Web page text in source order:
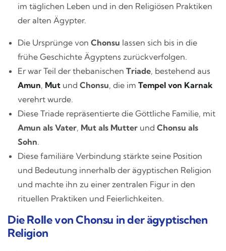
im täglichen Leben und in den Religiösen Praktiken
der alten Ägypter.
Die Ursprünge von Chonsu lassen sich bis in die
frühe Geschichte Ägyptens zurückverfolgen.
Er war Teil der thebanischen Triade, bestehend aus
Amun, Mut und Chonsu, die im Tempel von Karnak
verehrt wurde.
Diese Triade repräsentierte die Göttliche Familie, mit
Amun als Vater, Mut als Mutter und Chonsu als
Sohn.
Diese familiäre Verbindung stärkte seine Position
und Bedeutung innerhalb der ägyptischen Religion
und machte ihn zu einer zentralen Figur in den
rituellen Praktiken und Feierlichkeiten.
Die Rolle von Chonsu in der ägyptischen
Religion